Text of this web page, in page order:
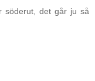
söderut, det går ju så